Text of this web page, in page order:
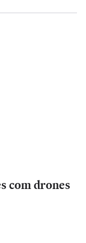
com drones